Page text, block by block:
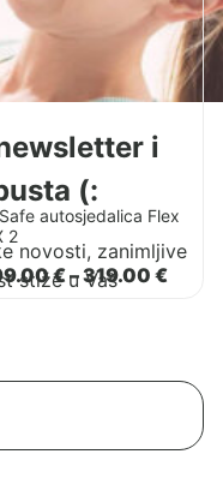
autosjedalica Flex
2
€–319.00 €
i
(:
novosti, zanimljive
stiže u Vaš